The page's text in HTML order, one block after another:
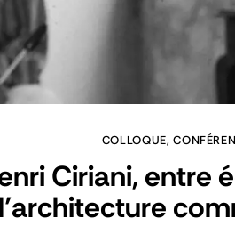
COLLOQUE,
Ciriani, entre